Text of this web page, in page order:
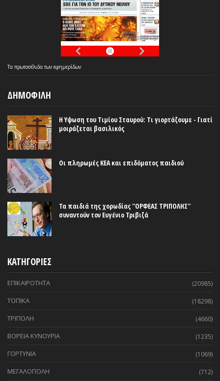
Τα πρωτοσέλιδατων εφημερίδων
ΔΗΜΟΦΙΛΗ
Η Υψωση του Τιμίου Σταυρού: Τι γιορτάζουμε - Γιατί
μοιράζεται βασιλικός
Οι πληρωμές ΚΕΑ και επιδόματος παιδιού
Τα παιδιά της χορωδίας ''ΟΡΦΕΑΣ ΤΡΙΠΟΛΗΣ''
συναντούν τον Ευγένιο Τριβιζά
ΚΑΤΗΓΟΡΙΕΣ
ΕΠΙΚΑΙΡΟΤΗΤΑ (20985)
ΤΟΠΙΚΑ (18298)
ΤΡΙΠΟΛΗ (4660)
ΒΟΡΕΙΑ ΚΥΝΟΥΡΙΑ (1235)
ΓΟΡΤΥΝΙΑ (1069)
ΜΕΓΑΛΟΠΟΛΗ (712)